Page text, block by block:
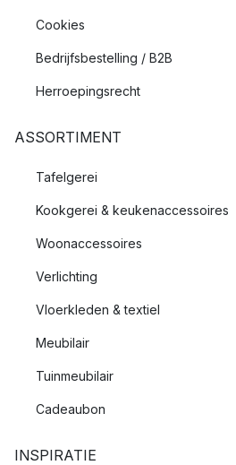
Cookies
Bedrijfsbestelling / B2B
Herroepingsrecht
ASSORTIMENT
Tafelgerei
Kookgerei & keukenaccessoires
Woonaccessoires
Verlichting
Vloerkleden & textiel
Meubilair
Tuinmeubilair
Cadeaubon
INSPIRATIE